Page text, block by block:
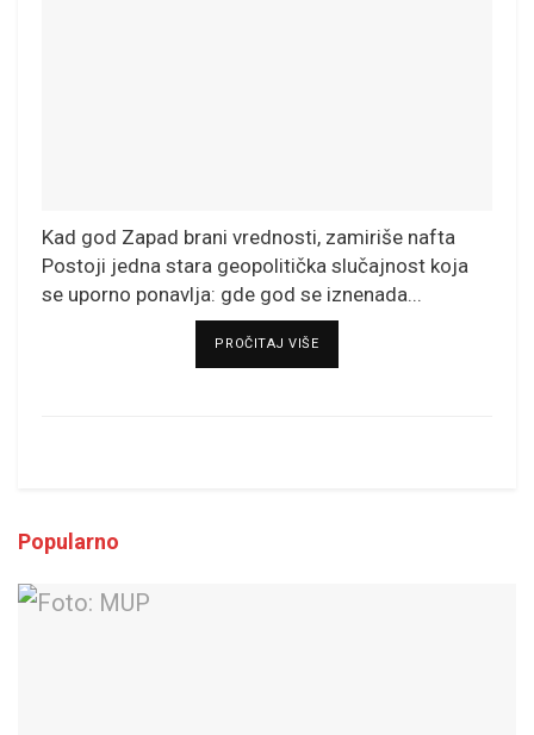
Kad god Zapad brani vrednosti, zamiriše nafta
Postoji jedna stara geopolitička slučajnost koja
se uporno ponavlja: gde god se iznenada...
PROČITAJ VIŠEDETAILS
Popularno